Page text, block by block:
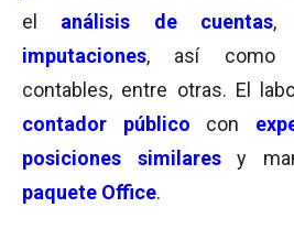
el análisis de cuentas,
imputaciones, así como
contables, entre otras. El
contador público con
posiciones similaresy
paquete Office.